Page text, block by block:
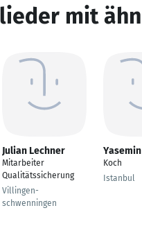
mit
Julian Lechner
Mitarbeiter
Qualitätssicherung
Villingen-
schwenningen
Koch
Istanbul